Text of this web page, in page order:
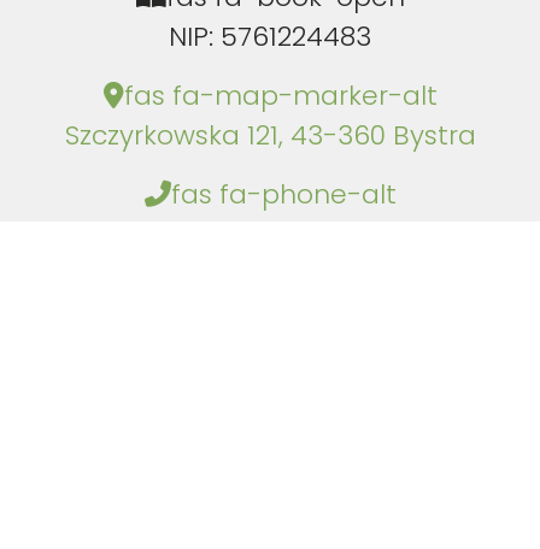
NIP: 5761224483
fas fa-map-marker-alt
Szczyrkowska 121, 43-360 Bystra
fas fa-phone-alt